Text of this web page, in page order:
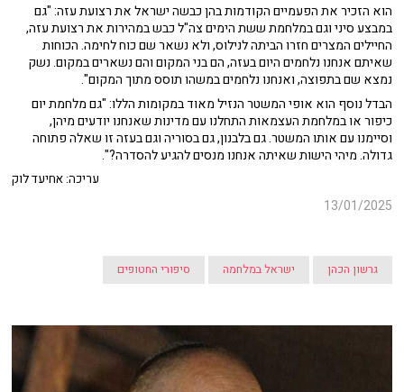
הוא הזכיר את הפעמיים הקודמות בהן כבשה ישראל את רצועת עזה: "גם
במבצע סיני וגם במלחמת ששת הימים צה"ל כבש במהירות את רצועת עזה,
החיילים המצרים חזרו הביתה לנילוס, ולא נשאר שם כוח לחימה. הכוחות
שאיתם אנחנו נלחמים היום בעזה, הם בני המקום והם נשארים במקום. נשק
נמצא שם בתפוצה, ואנחנו נלחמים במשהו תוסס מתוך המקום".
הבדל נוסף הוא אופי המשטר הנזיל מאוד במקומות הללו: "גם מלחמת יום
כיפור או במלחמת העצמאות התחלנו עם מדינות שאנחנו יודעים מיהן,
וסיימנו עם אותו המשטר. גם בלבנון, גם בסוריה וגם בעזה זו שאלה פתוחה
גדולה. מיהי הישות שאיתה אנחנו מנסים להגיע להסדרה?".
עריכה: אחיעד לוק
13/01/2025
גרשון הכהן ישראל במלחמה סיפורי החטופים